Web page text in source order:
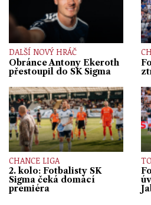
DALŠÍ NOVÝ HRÁČ
Obránce Antony Ekeroth
přestoupil do SK Sigma
CHANCE LIGA
2. kolo: Fotbalisty SK
Sigma čeká domácí
premiéra